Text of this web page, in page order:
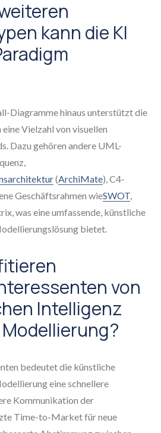
kann die KI
Diagramme hinaus unterstützt die
Vielzahl von visuellen
Dazu gehören andere UML-
(ArchiMate), C4-
Geschäftsrahmen wieSWOT,
was eine umfassende, künstliche
bietet.
von
Intelligenz
bedeutet die künstliche
eine schnellere
Kommunikation der
Time-to-Market für neue